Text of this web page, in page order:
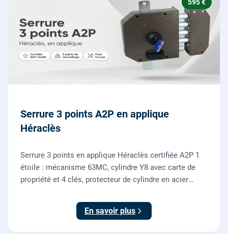
595 €
Serrure 3 points A2P en applique
Héraclès
Serrure 3 points en applique Héraclès certifiée A2P 1
étoile : mécanisme 63MC, cylindre Y8 avec carte de
propriété et 4 clés, protecteur de cylindre en acier
renforcer une porte d'entrée existante.
En savoir plus